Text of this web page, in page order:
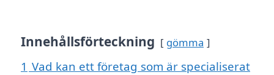
Innehållsförteckning gömma
1 Vad kan ett företag som är specialiserat